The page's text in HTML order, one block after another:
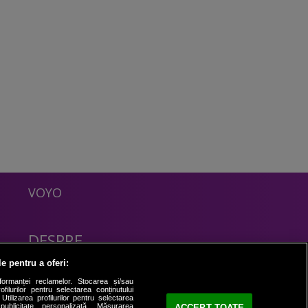
VOYO
DESPRE
Politica Confidentialitate
Contact
pentru a oferi:
reclamelor. Stocarea și/sau
pentru selectarea conținutului
profilurilor pentru selectarea
personalizată. Măsurarea